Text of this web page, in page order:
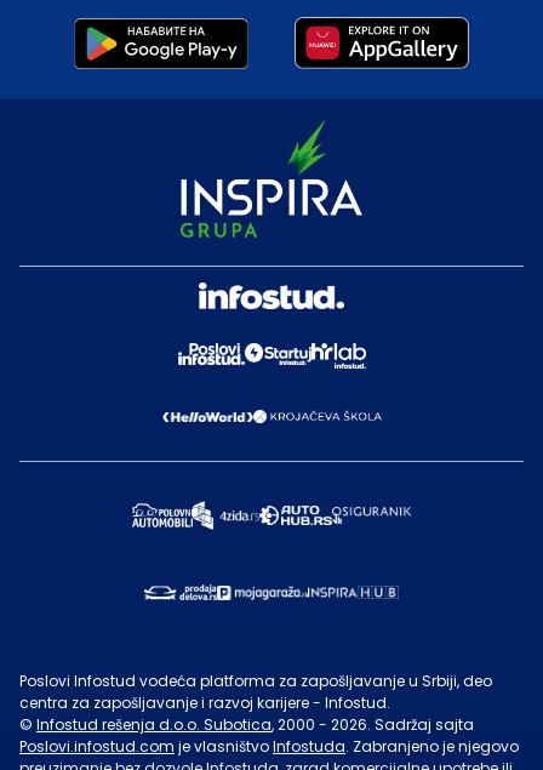
Poslovi Infostud vodeća platforma za zapošljavanje u Srbiji, deo
centra za zapošljavanje i razvoj karijere - Infostud.
© Infostud rešenja d.o.o. Subotica, 2000 - 2026. Sadržaj sajta
Poslovi.infostud.com je vlasništvoInfostuda. Zabranjeno je njegovo